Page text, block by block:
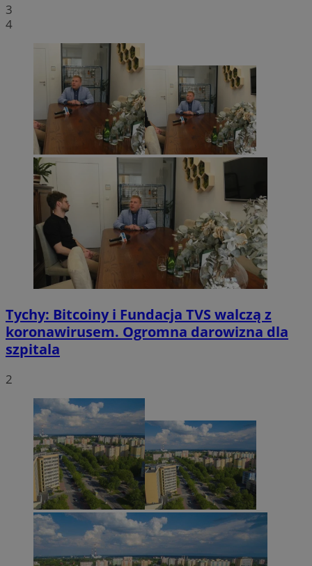
3
4
Tychy: Bitcoiny i Fundacja TVS walczą z
koronawirusem. Ogromna darowizna dla
szpitala
2